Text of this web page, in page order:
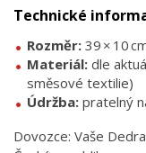
Technické
Rozměr: 39 × 10
Materiál: dle
směsové textilie)
Údržba: pratelný
Dovozce: Vaše